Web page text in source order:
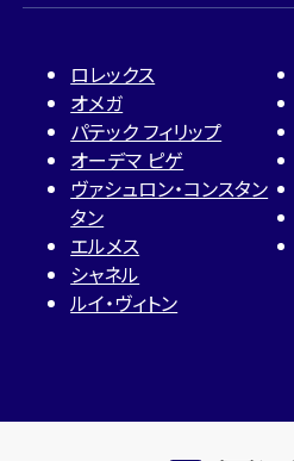
ロレックス
オメガ
パテック フィリップ
オーデマ ピゲ
ヴァシュロン・コンスタン
タン
エルメス
シャネル
ルイ・ヴィトン